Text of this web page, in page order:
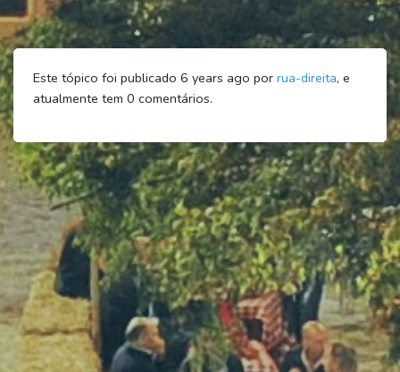
Este tópico foi publicado 6 years ago por rua-direita, e
atualmente tem 0 comentários.